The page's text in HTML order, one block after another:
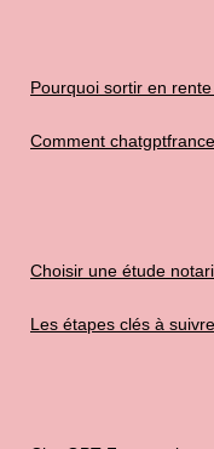
Pourquoi sortir en
Comment
Choisir une étude
Les étapes clés à